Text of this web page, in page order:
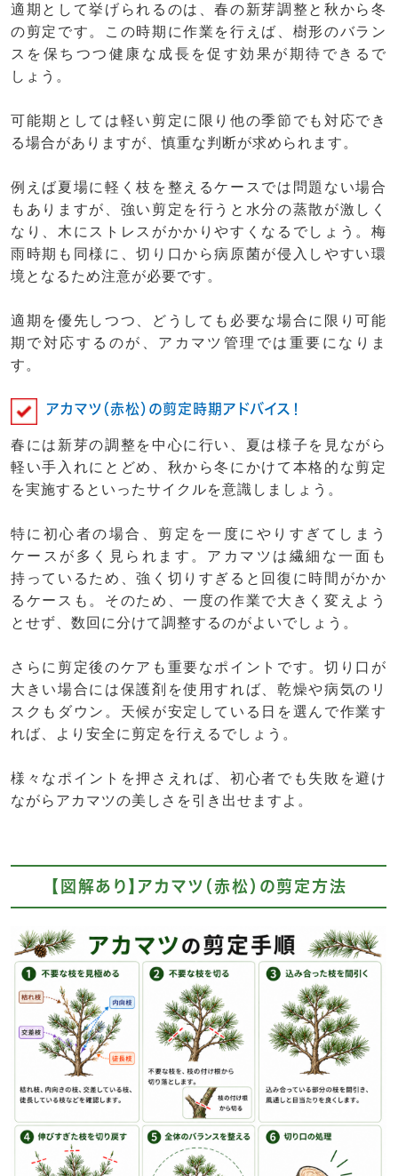
適期として挙げられるのは、春の新芽調整と秋から冬
の剪定です。この時期に作業を行えば、樹形のバラン
スを保ちつつ健康な成長を促す効果が期待できるで
しょう。
可能期としては軽い剪定に限り他の季節でも対応でき
る場合がありますが、慎重な判断が求められます。
例えば夏場に軽く枝を整えるケースでは問題ない場合
もありますが、強い剪定を行うと水分の蒸散が激しく
なり、木にストレスがかかりやすくなるでしょう。梅
雨時期も同様に、切り口から病原菌が侵入しやすい環
境となるため注意が必要です。
適期を優先しつつ、どうしても必要な場合に限り可能
期で対応するのが、アカマツ管理では重要になりま
す。
アカマツ（赤松）の剪定時期アドバイス！
春には新芽の調整を中心に行い、夏は様子を見ながら
軽い手入れにとどめ、秋から冬にかけて本格的な剪定
を実施するといったサイクルを意識しましょう。
特に初心者の場合、剪定を一度にやりすぎてしまう
ケースが多く見られます。アカマツは繊細な一面も
持っているため、強く切りすぎると回復に時間がかか
るケースも。そのため、一度の作業で大きく変えよう
とせず、数回に分けて調整するのがよいでしょう。
さらに剪定後のケアも重要なポイントです。切り口が
大きい場合には保護剤を使用すれば、乾燥や病気のリ
スクもダウン。天候が安定している日を選んで作業す
れば、より安全に剪定を行えるでしょう。
様々なポイントを押さえれば、初心者でも失敗を避け
ながらアカマツの美しさを引き出せますよ。
【図解あり】アカマツ（赤松）の剪定方法